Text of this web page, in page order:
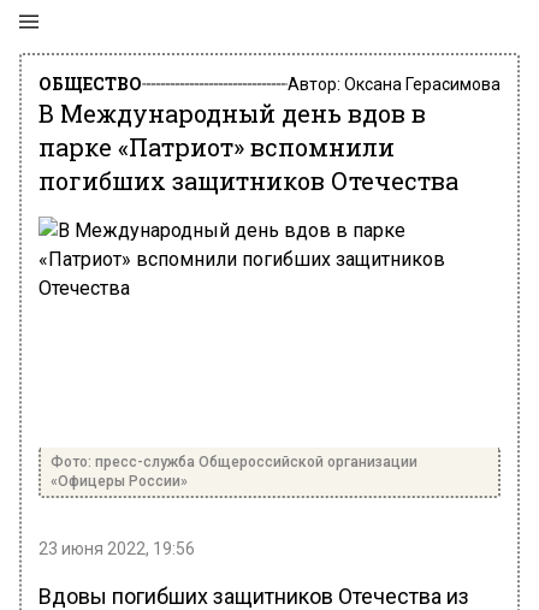
ОБЩЕСТВО Автор: Оксана Герасимова
В Международный день вдов в
парке «Патриот» вспомнили
погибших защитников Отечества
Фото: пресс-служба Общероссийской организации
«Офицеры России»
23 июня 2022, 19:56
Вдовы погибших защитников Отечества из